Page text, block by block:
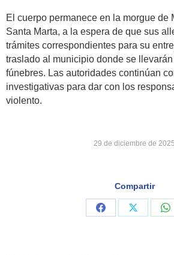
El cuerpo permanece en la morgue de
Santa Marta, a la espera de que sus
trámites correspondientes para su
traslado al municipio donde se
fúnebres. Las autoridades continúan
investigativas para dar con los
violento.
29 de diciembre de 2025
Compartir
Share
Share